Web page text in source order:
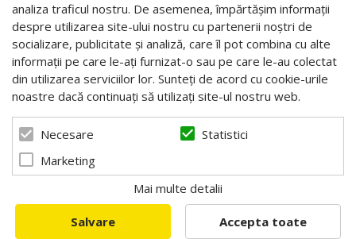
analiza traficul nostru. De asemenea, împărtășim informații
despre utilizarea site-ului nostru cu partenerii noștri de
socializare, publicitate și analiză, care îl pot combina cu alte
informații pe care le-ați furnizat-o sau pe care le-au colectat
din utilizarea serviciilor lor. Sunteți de acord cu cookie-urile
noastre dacă continuați să utilizați site-ul nostru web.
Necesare
Statistici
Marketing
Mai multe detalii
Salvare Accepta toate
© 2026 Apis Blaj - Utilaje apicole. Powered by